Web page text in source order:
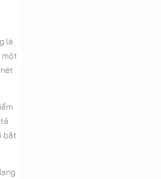
là
một
bắt